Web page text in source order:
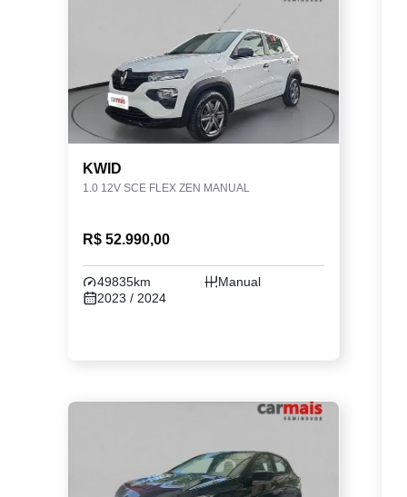
KWID
1.0 12V SCE FLEX ZEN MANUAL
R$ 52.990,00
49835km
Manual
2023 / 2024